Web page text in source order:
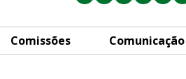
Comissões Comunicação